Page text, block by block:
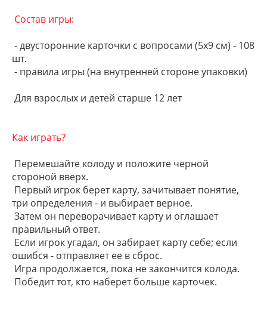
Состав игры:
- двусторонние карточки с вопросами (5х9 см) - 108
шт.
- правила игры (на внутренней стороне упаковки)
Для взрослых и детей старше 12 лет
Как играть?
Перемешайте колоду и положите черной
стороной вверх.
Первый игрок берет карту, зачитывает понятие,
три определения - и выбирает верное.
Затем он переворачивает карту и оглашает
правильный ответ.
Если игрок угадал, он забирает карту себе; если
ошибся - отправляет ее в сброс.
Игра продолжается, пока не закончится колода.
Победит тот, кто наберет больше карточек.